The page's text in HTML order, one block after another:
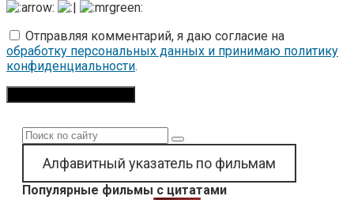
Отправляя комментарий, я даю согласие на
обработку персональных данных и принимаю политику
конфиденциальности.
Поиск:
Алфавитный указатель по фильмам
Популярные фильмы с цитатами